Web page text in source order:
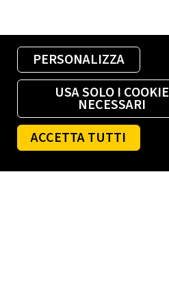
PERSONALIZZA
USA SOLO I COOKIE
NECESSARI
ACCETTA TUTTI